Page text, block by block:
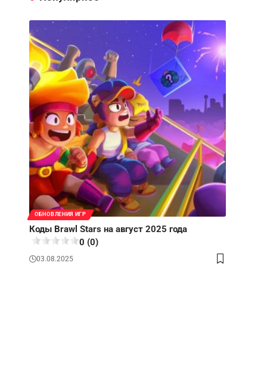
ОБНОВЛЕНИЯ ИГР
Коды Brawl Stars на август 2025 года
0 (0)
03.08.2025